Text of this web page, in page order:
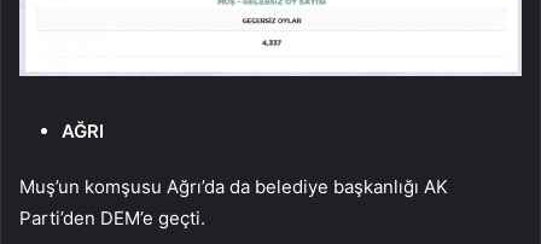
AĞRI
Muş’un komşusu Ağrı’da da belediye başkanlığı AK
Parti’den DEM’e geçti.